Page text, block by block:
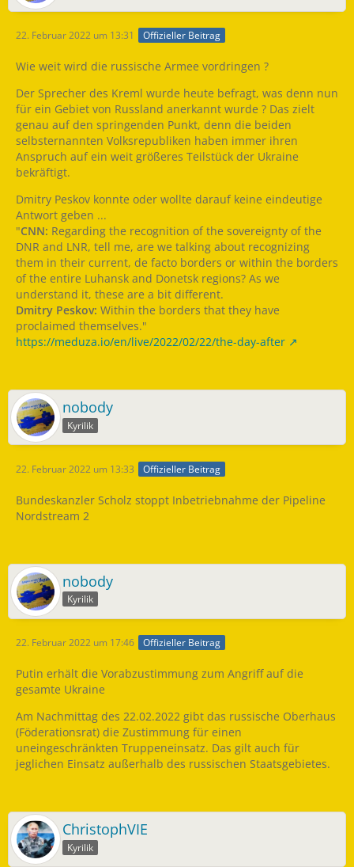
22. Februar 2022 um 13:31 Offizieller Beitrag
Wie weit wird die russische Armee vordringen ?
Der Sprecher des Kreml wurde heute befragt, was denn nun
für ein Gebiet von Russland anerkannt wurde ? Das zielt
genau auf den springenden Punkt, denn die beiden
selbsternannten Volksrepubliken haben immer ihren
Anspruch auf ein weit größeres Teilstück der Ukraine
bekräftigt.
Dmitry Peskov konnte oder wollte darauf keine eindeutige
Antwort geben ...
"CNN: Regarding the recognition of the sovereignty of the
DNR and LNR, tell me, are we talking about recognizing
them in their current, de facto borders or within the borders
of the entire Luhansk and Donetsk regions? As we
understand it, these are a bit different.
Dmitry Peskov: Within the borders that they have
proclaimed themselves."
https://meduza.io/en/live/2022/02/22/the-day-after
nobody
Kyrilik
22. Februar 2022 um 13:33 Offizieller Beitrag
Bundeskanzler Scholz stoppt Inbetriebnahme der Pipeline
Nordstream 2
nobody
Kyrilik
22. Februar 2022 um 17:46 Offizieller Beitrag
Putin erhält die Vorabzustimmung zum Angriff auf die
gesamte Ukraine
Am Nachmittag des 22.02.2022 gibt das russische Oberhaus
(Föderationsrat) die Zustimmung für einen
uneingeschränkten Truppeneinsatz. Das gilt auch für
jeglichen Einsatz außerhalb des russischen Staatsgebietes.
ChristophVIE
Kyrilik